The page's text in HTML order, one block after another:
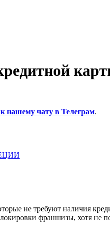
к нашему чату в Телеграм.
не требуют наличия
франшизы, хотя не